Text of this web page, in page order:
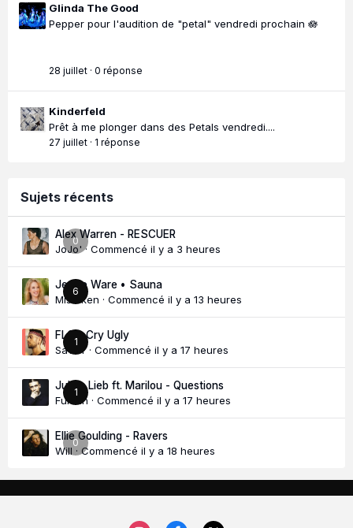
Glinda The Good
Pepper pour l'audition de "petal" vendredi prochain 🪷
28 juillet · 0 réponse
Kinderfeld
Prêt à me plonger dans des Petals vendredi....
27 juillet · 1 réponse
Sujets récents
0
Alex Warren - RESCUER
JoJo'· Commencé il y a 3 heures
6
Jessie Ware • Sauna
Mistaken · Commencé il y a 13 heures
1
FLO - Cry Ugly
Savior· Commencé il y a 17 heures
1
Julien Lieb ft. Marilou - Questions
Fulenn · Commencé il y a 17 heures
0
Ellie Goulding - Ravers
Will · Commencé il y a 18 heures